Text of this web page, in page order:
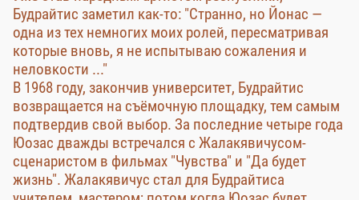
Будрайтис заметил как-то: "Странно, но Йонас —
одна из тех немногих моих ролей, пересматривая
которые вновь, я не испытываю сожаления и
неловкости ..."
В 1968 году, закончив университет, Будрайтис
возвращается на съёмочную площадку, тем самым
подтвердив свой выбор. За последние четыре года
Юозас дважды встречался с Жалакявичусом-
сценаристом в фильмах "Чувства" и "Да будет
жизнь". Жалакявичус стал для Будрайтиса